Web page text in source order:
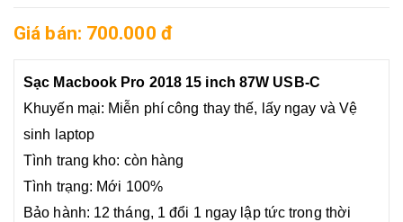
Giá bán: 700.000 đ
Sạc Macbook Pro 2018 15 inch 87W USB-C
Khuyến mại: Miễn phí công thay thế, lấy ngay và Vệ
sinh laptop
Tình trang kho: còn hàng
Tình trạng: Mới 100%
Bảo hành: 12 tháng, 1 đổi 1 ngay lập tức trong thời